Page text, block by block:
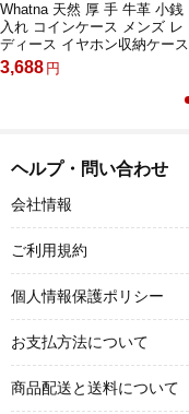
Whatna 天然 厚 手 牛革 小銭
入れ コインケース メンズ レ
ディース イヤホン収納ケース
キーホルダー キーオーガナイ
ザー ハンドストラップ付 本
3,688 円
ヘルプ・問い合わせ
会社情報
ご利用規約
個人情報保護ポリシー
お支払方法について
商品配送と送料について